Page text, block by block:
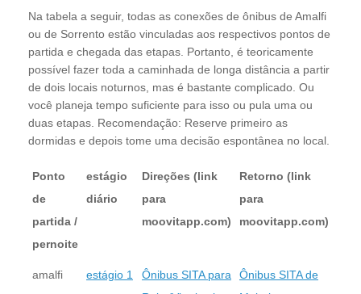
Na tabela a seguir, todas as conexões de ônibus de Amalfi
ou de Sorrento estão vinculadas aos respectivos pontos de
partida e chegada das etapas. Portanto, é teoricamente
possível fazer toda a caminhada de longa distância a partir
de dois locais noturnos, mas é bastante complicado. Ou
você planeja tempo suficiente para isso ou pula uma ou
duas etapas. Recomendação: Reserve primeiro as
dormidas e depois tome uma decisão espontânea no local.
Ponto
de
partida /
pernoite
estágio
diário
Direções (link
para
moovitapp.com)
Retorno (link
para
moovitapp.com)
amalfi estágio 1
Ônibus SITA para
Ônibus SITA de